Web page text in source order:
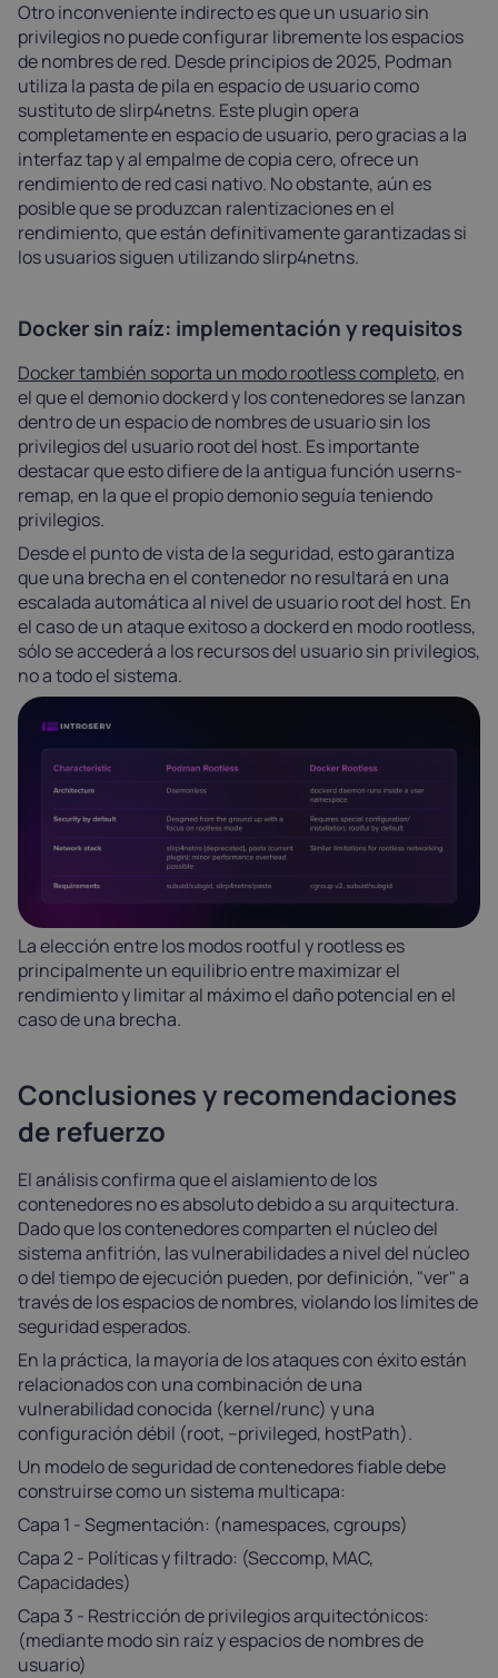
Otro inconveniente indirecto es que un usuario sin
privilegios no puede configurar libremente los espacios
de nombres de red. Desde principios de 2025, Podman
utiliza la pasta de pila en espacio de usuario como
sustituto de slirp4netns. Este plugin opera
completamente en espacio de usuario, pero gracias a la
interfaz tap y al empalme de copia cero, ofrece un
rendimiento de red casi nativo. No obstante, aún es
posible que se produzcan ralentizaciones en el
rendimiento, que están definitivamente garantizadas si
los usuarios siguen utilizando slirp4netns.
Docker sin raíz: implementación y requisitos
Docker también soporta un modo rootless completo, en
el que el demonio dockerd y los contenedores se lanzan
dentro de un espacio de nombres de usuario sin los
privilegios del usuario root del host. Es importante
destacar que esto difiere de la antigua función userns-
remap, en la que el propio demonio seguía teniendo
privilegios.
Desde el punto de vista de la seguridad, esto garantiza
que una brecha en el contenedor no resultará en una
escalada automática al nivel de usuario root del host. En
el caso de un ataque exitoso a dockerd en modo rootless,
sólo se accederá a los recursos del usuario sin privilegios,
no a todo el sistema.
La elección entre los modos rootful y rootless es
principalmente un equilibrio entre maximizar el
rendimiento y limitar al máximo el daño potencial en el
caso de una brecha.
Conclusiones y recomendaciones
de refuerzo
El análisis confirma que el aislamiento de los
contenedores no es absoluto debido a su arquitectura.
Dado que los contenedores comparten el núcleo del
sistema anfitrión, las vulnerabilidades a nivel del núcleo
o del tiempo de ejecución pueden, por definición, "ver" a
través de los espacios de nombres, violando los límites de
seguridad esperados.
En la práctica, la mayoría de los ataques con éxito están
relacionados con una combinación de una
vulnerabilidad conocida (kernel/runc) y una
configuración débil (root, --privileged, hostPath).
Un modelo de seguridad de contenedores fiable debe
construirse como un sistema multicapa:
Capa 1 - Segmentación: (namespaces, cgroups)
Capa 2 - Políticas y filtrado: (Seccomp, MAC,
Capacidades)
Capa 3 - Restricción de privilegios arquitectónicos:
(mediante modo sin raíz y espacios de nombres de
usuario)